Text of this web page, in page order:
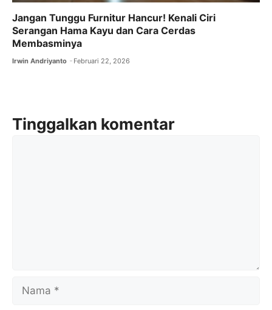
Jangan Tunggu Furnitur Hancur! Kenali Ciri
Serangan Hama Kayu dan Cara Cerdas
Membasminya
Irwin Andriyanto Februari 22, 2026
Tinggalkan komentar
Nama